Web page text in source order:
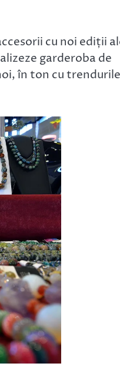
cu noi ediții
garderoba de
în ton cu trendurile